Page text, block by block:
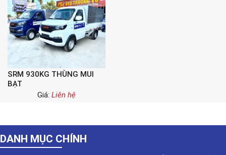
SRM 930KG THÙNG MUI
BẠT
Giá: Liên hệ
DANH MỤC CHÍNH